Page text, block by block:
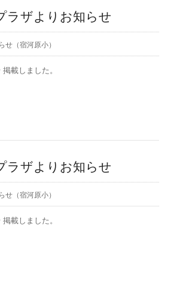
ラザよりお知らせ
せ（宿河原小）
載しました。
ラザよりお知らせ
せ（宿河原小）
載しました。